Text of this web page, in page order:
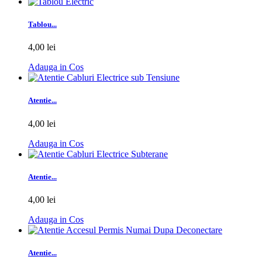
Tablou...
4,00 lei
Adauga in Cos
Atentie...
4,00 lei
Adauga in Cos
Atentie...
4,00 lei
Adauga in Cos
Atentie...